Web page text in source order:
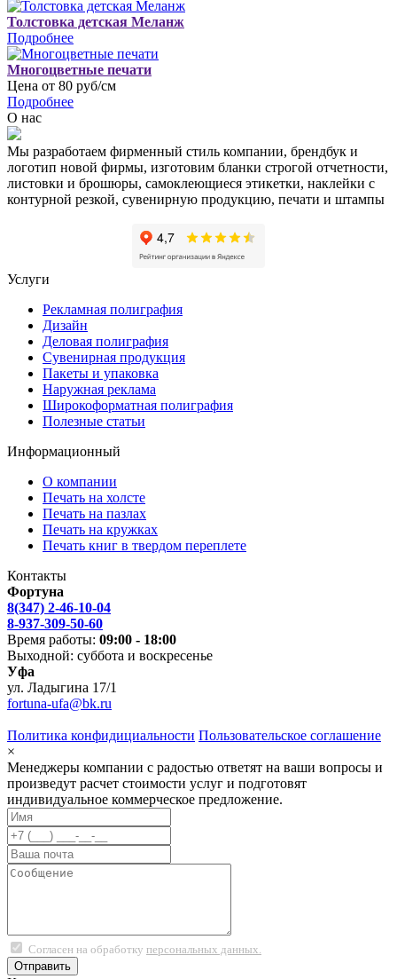
Толстовка детская Меланж
Подробнее
Многоцветные печати
Цена от 80 руб/см
Подробнее
О нас
Мы разработаем фирменный стиль компании, брендбук и
логотип новой фирмы, изготовим бланки строгой отчетности,
листовки и брошюры, самоклеющиеся этикетки, наклейки с
контурной резкой, сувенирную продукцию, печати и штампы
Услуги
Рекламная полиграфия
Дизайн
Деловая полиграфия
Сувенирная продукция
Пакеты и упаковка
Наружная реклама
Широкоформатная полиграфия
Полезные статьи
Информационный
О компании
Печать на холсте
Печать на пазлах
Печать на кружках
Печать книг в твердом переплете
Контакты
Фортуна
8(347) 2-46-10-04
8-937-309-50-60
Время работы: 09:00 - 18:00
Выходной: суббота и воскресенье
Уфа
ул. Ладыгина 17/1
fortuna-ufa@bk.ru
Политика конфидициальности Пользовательское соглашение
×
Менеджеры компании с радостью ответят на ваши вопросы и
произведут расчет стоимости услуг и подготовят
индивидуальное коммерческое предложение.
Согласен на обработку персональных данных.